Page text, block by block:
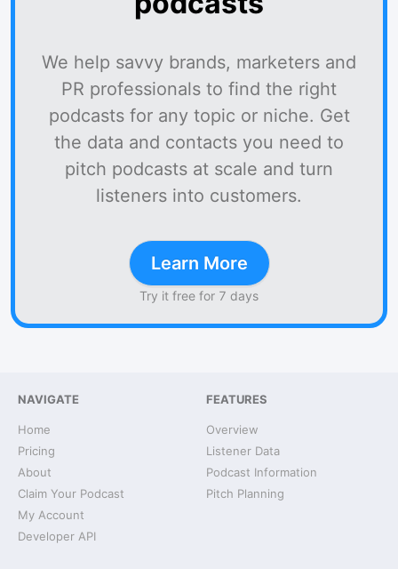
We help savvy brands, marketers and
PR professionals to find the right
podcasts for any topic or niche. Get
the data and contacts you need to
pitch podcasts at scale and turn
listeners into customers.
Learn More
Try it free for 7 days
NAVIGATE
Home
Pricing
About
Claim Your Podcast
My Account
Developer API
FEATURES
Overview
Listener Data
Podcast Information
Pitch Planning